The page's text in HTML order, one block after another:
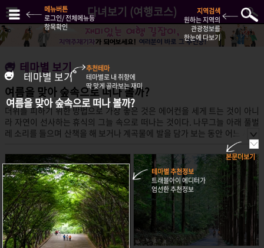
다녀보기 (여행코스)
테마별 보기
여름을 맞아 숲속으로 떠나 볼까?
더위를 피하기 위한 방법으로 가장 좋은 것은 에어컨을 세게 트는 것이 아니
라 자연이 선사하는 휴식의 그늘 속으로 떠나는 것이다. 나무그늘 아래 풀벌
레 소리를 들으며 산책을 해 보거나 계곡물에 발을 담가 보는 동안 어느 새 더
위가 저만치 물러나 있을 것. 산이 선사하는 아름다운 풍경을 함께 감상할 수
도 있으니, 여행을 사랑하는 트래블피플에게는 그야말로 일석이조인 일이 아
니라 할 수 없겠다.
메뉴버튼
로그인/ 전체메뉴등
항목확인
지역검색
원하는 지역의
관광정보를
한눈에 다보기
추천테마
테마별로 내 취향에
딱 맞게 골라보는 재미
테마별 보기
여름을 맞아 숲속으로 떠나 볼까?
본문더보기